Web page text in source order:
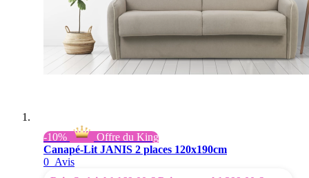
-10%
Offre du King
Canapé-Lit JANIS 2 places 120x190cm
0 Avis